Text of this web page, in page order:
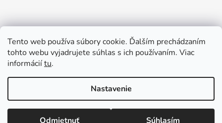
Tento web používa súbory cookie. Ďalším prechádzaním
tohto webu vyjadrujete súhlas s ich používaním. Viac
informáciítu.
Nastavenie
Odmietnuť Súhlasím
Vytvoril Shoptet